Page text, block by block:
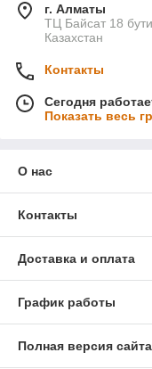
г. Алматы
ТЦ Байсат 18
Казахстан
Контакты
Сегодня
Показать весь
О нас
Контакты
Доставка и оплата
График работы
Полная версия сайта